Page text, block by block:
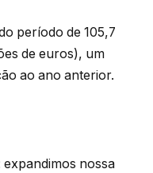
período de 105,7
de euros), um
ao ano anterior.
nossa